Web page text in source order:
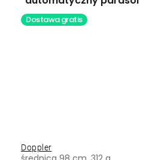
Dostawa gratis
Doppler